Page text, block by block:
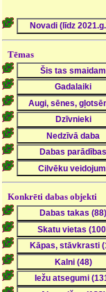
Tēmas
Konkrēti dabas objekti